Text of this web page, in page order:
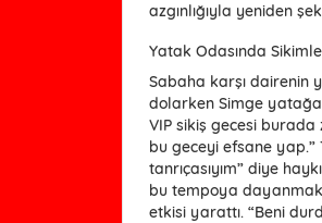
azgınlığıyla yeniden
Yatak Odasında
Sabaha karşı dairenin
dolarken Simge yatağa
VIP sikiş gecesi burada
bu geceyi efsane yap.”
tanrıçasıyım” diye
bu tempoya
etkisi yarattı. “Beni